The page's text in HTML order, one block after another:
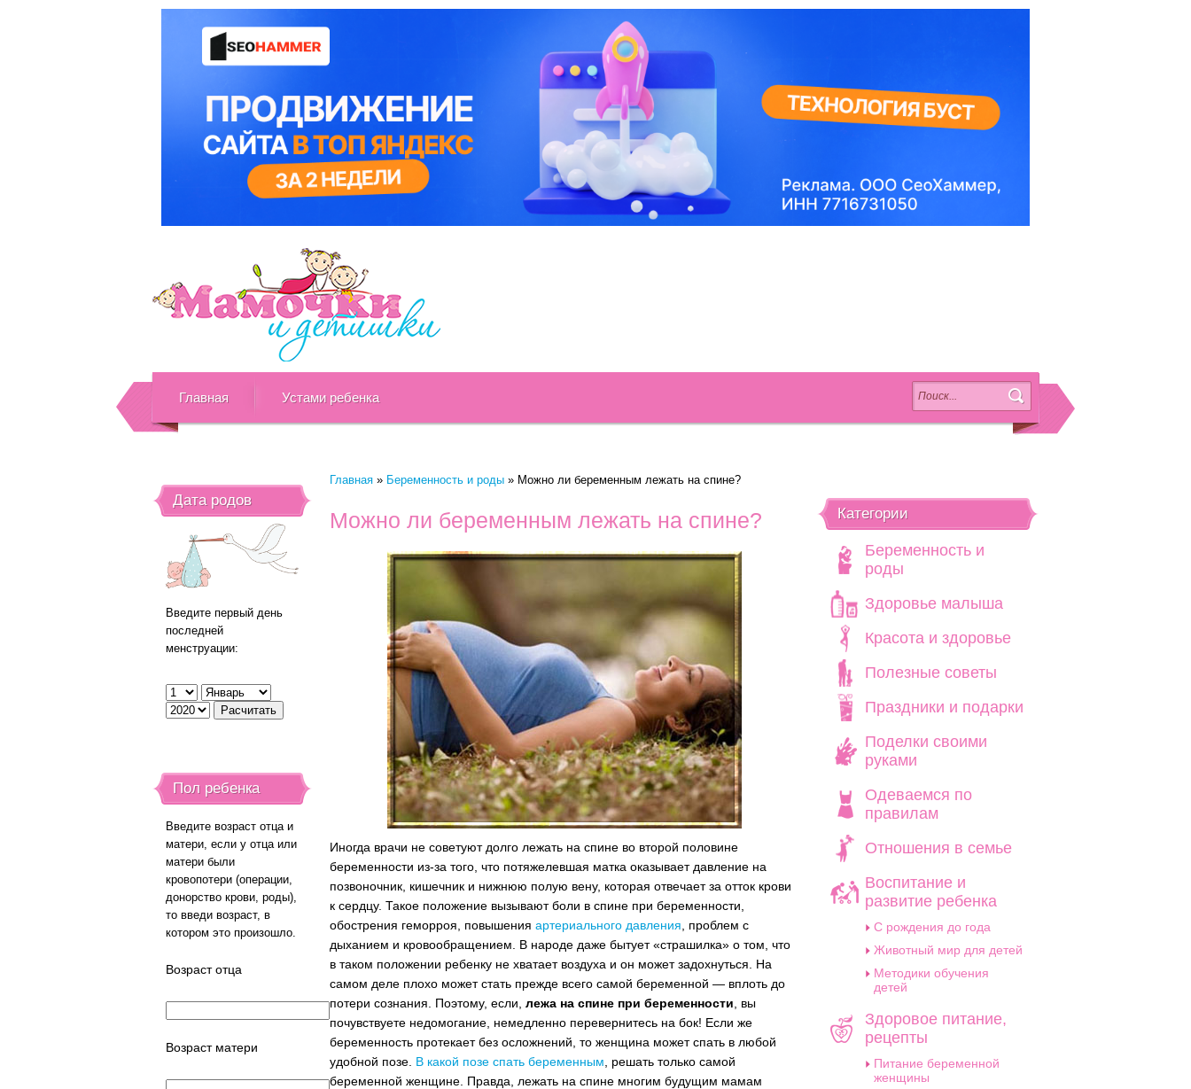
Главная Устами ребенка
Главная » Беременность и роды » Можно ли беременным лежать на спине?
Можно ли беременным лежать на спине?
Иногда врачи не советуют долго лежать на спине во второй половине
беременности из-за того, что потяжелевшая матка оказывает давление на
позвоночник, кишечник и нижнюю полую вену, которая отвечает за отток крови
к сердцу. Такое положение вызывают боли в спине при беременности,
обострения геморроя, повышенияартериального давления , проблем с
дыханием и кровообращением.
В народе даже бытует «страшилка» о том, что
в таком положении ребенку не хватает воздуха и он может задохнуться. На
самом деле плохо может стать прежде всего самой беременной — вплоть до
потери сознания. Поэтому, если,лежа на спине при беременности , вы
почувствуете недомогание, немедленно перевернитесь на бок! Если же
беременность протекает без осложнений, то женщина может спать в любой
удобной позе. В какой позе спать беременным , решать только самой
беременной женщине. Правда, лежать на спине многим будущим мамам
Дата родов
Введите первый день
последней
менструации:
Пол ребенка
Введите возраст отца и
матери, если у отца или
матери были
кровопотери (операции,
донорство крови, роды),
то введи возраст, в
котором это произошло.
Возраст отца
Возраст матери
Категории
Беременность и
роды
Здоровье малыша
Красота и здоровье
Полезные советы
Праздники и подарки
Поделки своими
руками
Одеваемся по
правилам
Отношения в семье
Воспитание и
развитие ребенка
C рождения до года
Животный мир для детей
Методики обучения
детей
Здоровое питание,
рецепты
Питание беременной
женщины